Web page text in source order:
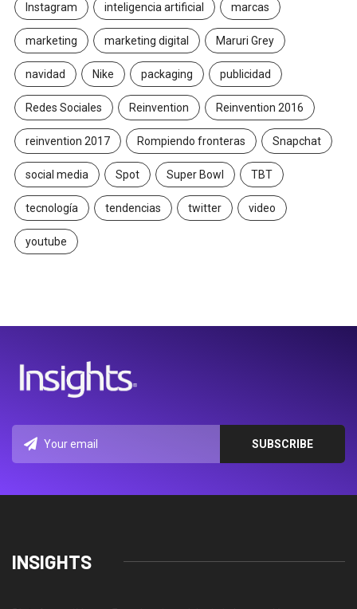
Instagram inteligencia artificial marcas
marketing marketing digital Maruri Grey
navidad Nike packaging publicidad
Redes Sociales Reinvention Reinvention 2016
reinvention 2017 Rompiendo fronteras Snapchat
social media Spot Super Bowl TBT
tecnología tendencias twitter video
youtube
INSIGHTS